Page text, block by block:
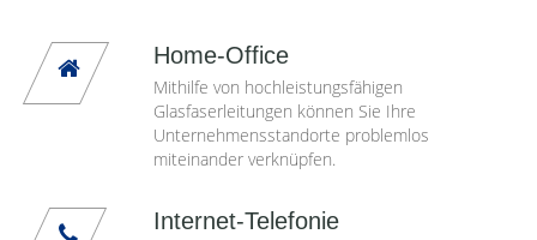
Home-Office
Mithilfe von hochleistungsfähigen
Glasfaserleitungen können Sie Ihre
Unternehmensstandorte problemlos
miteinander verknüpfen.
Internet-Telefonie